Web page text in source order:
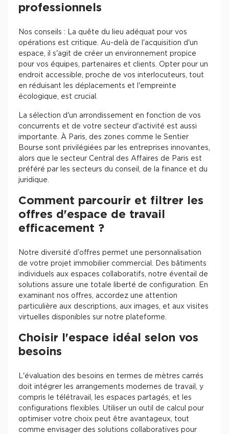
professionnels
Nos conseils : La quête du lieu adéquat pour vos
opérations est critique. Au-delà de l'acquisition d'un
espace, il s'agit de créer un environnement propice
pour vos équipes, partenaires et clients. Opter pour un
endroit accessible, proche de vos interlocuteurs, tout
en réduisant les déplacements et l'empreinte
écologique, est crucial.
La sélection d'un arrondissement en fonction de vos
concurrents et de votre secteur d'activité est aussi
importante. À Paris, des zones comme le Sentier
Bourse sont privilégiées par les entreprises innovantes,
alors que le secteur Central des Affaires de Paris est
préféré par les secteurs du conseil, de la finance et du
juridique.
Comment parcourir et filtrer les
offres d'espace de travail
efficacement ?
Notre diversité d'offres permet une personnalisation
de votre projet immobilier commercial. Des bâtiments
individuels aux espaces collaboratifs, notre éventail de
solutions assure une totale liberté de configuration. En
examinant nos offres, accordez une attention
particulière aux descriptions, aux images, et aux visites
virtuelles disponibles sur notre plateforme.
Choisir l'espace idéal selon vos
besoins
L'évaluation des besoins en termes de mètres carrés
doit intégrer les arrangements modernes de travail, y
compris le télétravail, les espaces partagés, et les
configurations flexibles. Utiliser un outil de calcul pour
optimiser votre choix peut être avantageux, tout
comme envisager des solutions collaboratives pour